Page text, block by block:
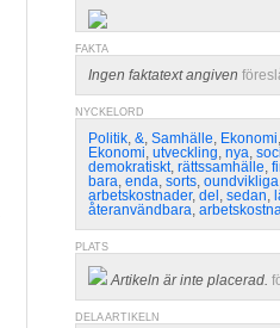
FAKTA
Ingen faktatext angiven
NYCKELORD
Politik, &, Samhälle, Ekonomi,
Ekonomi, utveckling, nya,
demokratiskt, rättssamhälle,
bara, enda, sorts, oundvikliga
arbetskostnader, del , sedan,
återanvändbara,
PLATS
Artikeln är inte placerad.
DELA ARTIKELN